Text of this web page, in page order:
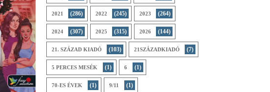
2021 (286) 2022 (245) 2023 (264)
2024 (307) 2025 (315) 2026 (144)
21. SZÁZAD KIADÓ (103) 21SZÁZADKIADÓ (7)
5 PERCES MESÉK (1) 6 (1)
70-ES ÉVEK (1) 9/11 (1)